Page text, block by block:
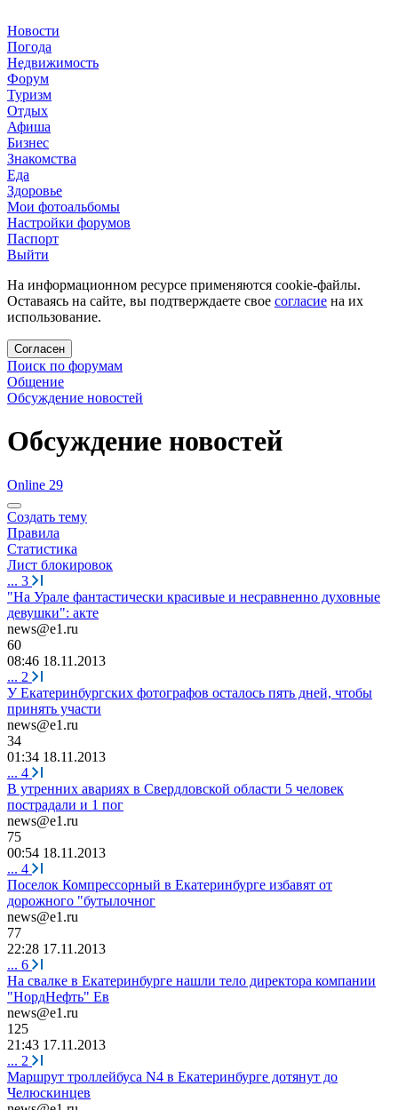
Новости
Погода
Недвижимость
Форум
Туризм
Отдых
Афиша
Бизнес
Знакомства
Еда
Здоровье
Мои фотоальбомы
Настройки форумов
Паспорт
Выйти
На информационном ресурсе применяются cookie-файлы.
Оставаясь на сайте, вы подтверждаете свое согласие на их
использование.
Согласен
Поиск по форумам
Общение
Обсуждение новостей
Обсуждение новостей
Online 29
Создать тему
Правила
Статистика
Лист блокировок
... 3
"На Урале фантастически красивые и несравненно духовные
девушки": акте
news@e1.ru
60
08:46 18.11.2013
... 2
У Екатеринбургских фотографов осталось пять дней, чтобы
принять участи
news@e1.ru
34
01:34 18.11.2013
... 4
В утренних авариях в Свердловской области 5 человек
пострадали и 1 пог
news@e1.ru
75
00:54 18.11.2013
... 4
Поселок Компрессорный в Екатеринбурге избавят от
дорожного "бутылочног
news@e1.ru
77
22:28 17.11.2013
... 6
На свалке в Екатеринбурге нашли тело директора компании
"НордНефть" Ев
news@e1.ru
125
21:43 17.11.2013
... 2
Маршрут троллейбуса N4 в Екатеринбурге дотянут до
Челюскинцев